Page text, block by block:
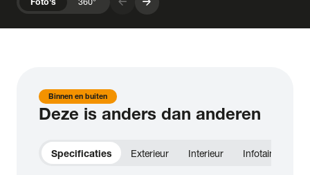
Binnen en buiten
Deze is anders dan anderen
Specificaties Exterieur Interieur Infotainment